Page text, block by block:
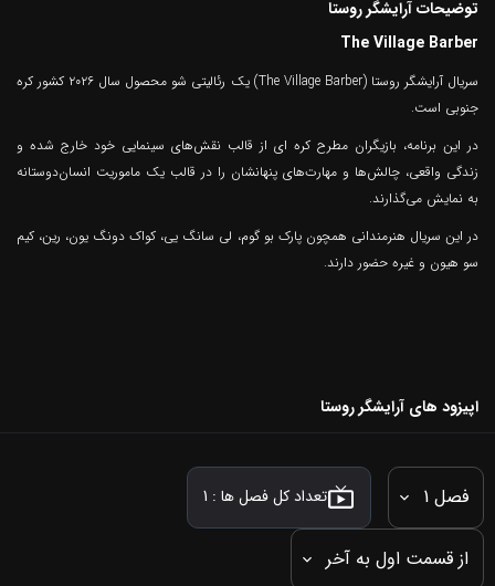
توضیحات آرایشگر روستا
The Village Barber
سریال آرایشگر روستا (The Village Barber) یک رئالیتی شو محصول سال ۲۰۲۶ کشور کره
جنوبی است.
در این برنامه، بازیگران مطرح کره ای از قالب نقش‌های سینمایی خود خارج شده و
زندگی واقعی، چالش‌ها و مهارت‌های پنهانشان را در قالب یک ماموریت انسان‌دوستانه
به نمایش می‌گذارند.
در این سریال هنرمندانی همچون پارک بو گوم، لی سانگ یی، کواک دونگ یون، رین، کیم
سو هیون و غیره حضور دارند.
اپیزود های آرایشگر روستا
فصل 1 تعداد کل فصل ها : 1
از قسمت اول به آخر